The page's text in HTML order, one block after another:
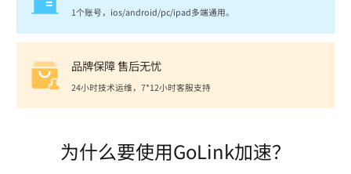
1个账号，ios/android/pc/ipad多端通用。
品牌保障 售后无忧
24小时技术运维，7*12小时客服支持
为什么要使用GoLink加速？